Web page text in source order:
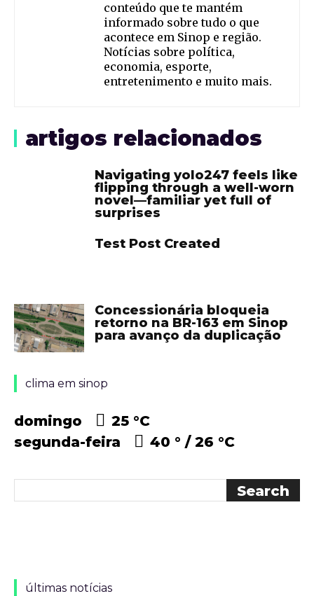
conteúdo que te mantém
informado sobre tudo o que
acontece em Sinop e região.
Notícias sobre política,
economia, esporte,
entretenimento e muito mais.
artigos relacionados
Navigating yolo247 feels like
flipping through a well-worn
novel—familiar yet full of
surprises
Test Post Created
Concessionária bloqueia
retorno na BR-163 em Sinop
para avanço da duplicação
clima em sinop
domingo 25 °C
segunda-feira
40 ° 26 °C
últimas notícias